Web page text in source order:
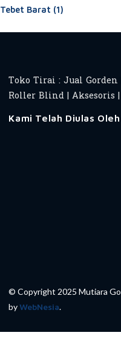
Toko Tirai : Jual
Roller Blind | Aksesoris
Kami Telah Diulas Oleh
© Copyright 2025 Mutiara
byWebNesia.